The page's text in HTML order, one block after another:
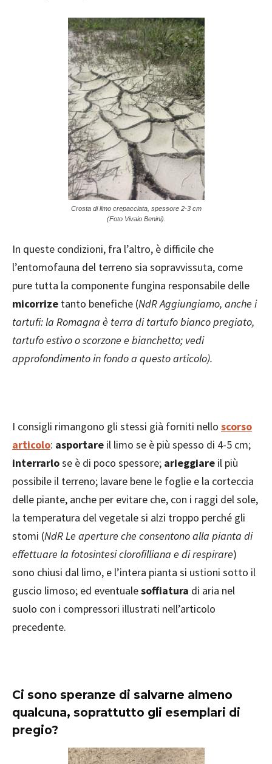
Crosta di limo crepacciata, spessore 2-3 cm
(Foto Vivaio Benini).
In queste condizioni, fra l’altro, è difficile che
l’entomofauna del terreno sia sopravvissuta, come
pure tutta la componente fungina responsabile delle
micorrize tanto benefiche (NdR Aggiungiamo, anche i
tartufi: la Romagna è terra di tartufo bianco pregiato,
tartufo estivo o scorzone e bianchetto; vedi
approfondimento in fondo a questo articolo).
I consigli rimangono gli stessi già forniti nello scorso
articolo: asportare il limo se è più spesso di 4-5 cm;
interrarlose è di poco spessore; arieggiare il più
possibile il terreno; lavare bene le foglie e la corteccia
delle piante, anche per evitare che, con i raggi del sole,
la temperatura del vegetale si alzi troppo perché gli
stomi (NdR Le aperture che consentono alla pianta di
effettuare la fotosintesi clorofilliana e di respirare)
sono chiusi dal limo, e l’intera pianta si ustioni sotto il
guscio limoso; ed eventualesoffiatura di aria nel
suolo con i compressori illustrati nell’articolo
precedente.
Ci sono speranze di salvarne almeno
qualcuna, soprattutto gli esemplari di
pregio?